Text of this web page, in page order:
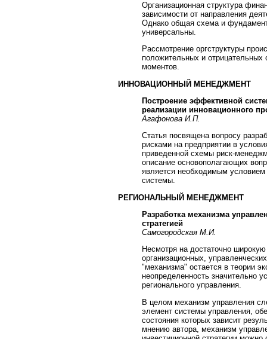
Организационная структура
зависимости от направления
Однако общая схема и
универсальны.
Рассмотрение оргструктуры
положительных и отрицательных
моментов.
ИННОВАЦИОННЫЙ МЕНЕДЖМЕНТ
Построение эффективной
реализации инновационного
Агафонова И.П.
Статья посвящена вопросу
рисками на предприятии в
приведенной схемы риск-
описание основополагающих
является необходимым
системы.
РЕГИОНАЛЬНЫЙ МЕНЕДЖМЕНТ
Разработка механизма
стратегией
Самогородская М.И.
Несмотря на достаточно
организационных,
"механизма" остается в теории
неопределенность значительно
регионального управления.
В целом механизм управления
элемент системы управления,
состояния которых зависит
мнению автора, механизм